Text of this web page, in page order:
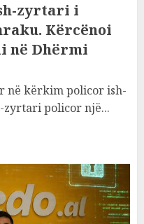
zyrtari i
Kërcënoi
në Dhërmi
në kërkim policor ish-
zyrtari policor një...